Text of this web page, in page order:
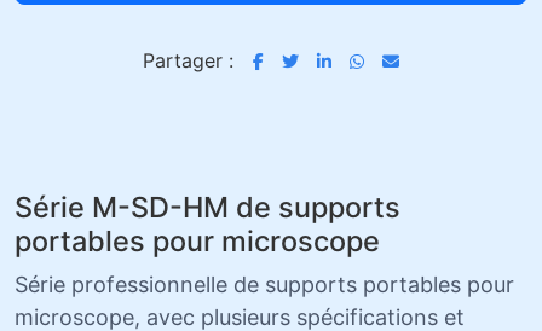
Partager :
Série M-SD-HM de supports
portables pour microscope
Série professionnelle de supports portables pour
microscope, avec plusieurs spécifications et